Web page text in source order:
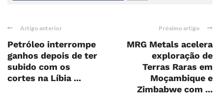
Artigo anterior
Petróleo interrompe
ganhos depois de ter
subido com os
cortes na Líbia ...
Próximo artigo
MRG Metals acelera
exploração de
Terras Raras em
Moçambique e
Zimbabwe com ...